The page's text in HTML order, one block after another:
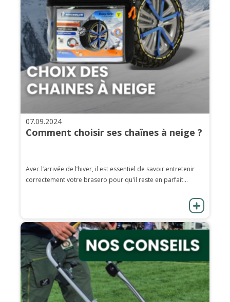
07.09.2024
Comment choisir ses chaînes à neige ?
Avec l’arrivée de l’hiver, il est essentiel de savoir entretenir
correctement votre brasero pour qu'il reste en parfait...